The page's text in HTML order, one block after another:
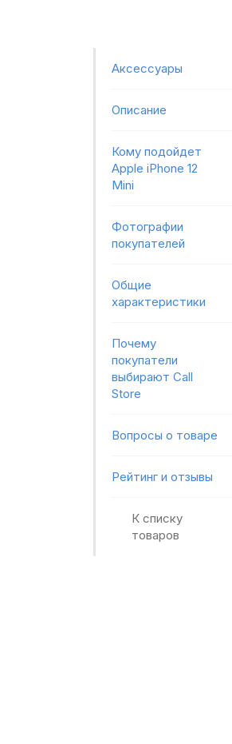
Аксессуары
Описание
Кому подойдет
Apple iPhone 12
Mini
Фотографии
покупателей
Общие
характеристики
Почему
покупатели
выбирают Call
Store
Вопросы о товаре
Рейтинг и отзывы
К списку
товаров